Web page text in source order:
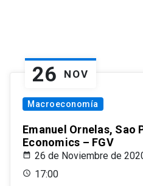
26 NOV
Macroeconomía
Emanuel Ornelas, Sao
Economics – FGV
26 de Noviembre de
17:00